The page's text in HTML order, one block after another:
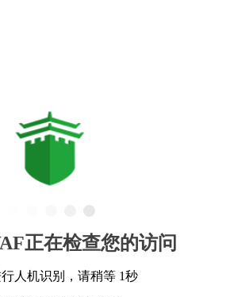
正在检查您的访问
人机识别，请稍等 1秒